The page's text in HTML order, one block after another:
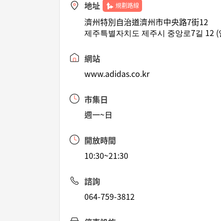
地址 規劃路線
濟州特別自治道濟州市中央路7街12
제주특별자치도 제주시 중앙로7길 12 (
網站
www.adidas.co.kr
市集日
週一~日
開放時間
10:30~21:30
諮詢
064-759-3812